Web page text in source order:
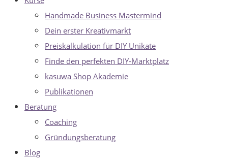
Handmade Business Mastermind
Dein erster Kreativmarkt
Preiskalkulation für DIY Unikate
Finde den perfekten DIY-Marktplatz
kasuwa Shop Akademie
Publikationen
Beratung
Coaching
Gründungsberatung
Blog